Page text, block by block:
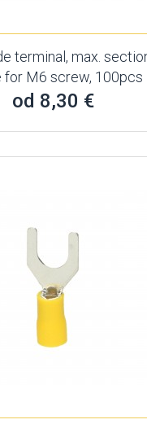
terminal, max.
for M6 screw, 100pcs
od 8,30 €